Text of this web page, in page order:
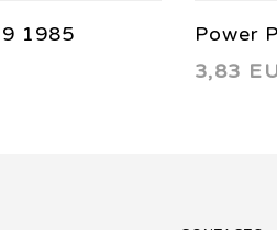
1985
Power
3,83